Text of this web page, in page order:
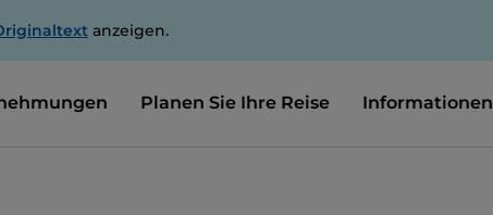
anzeigen.
Planen Sie Ihre Reise Informationen